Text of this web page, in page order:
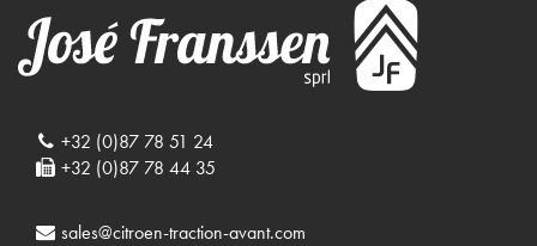
+32 (0)87 78 51 24
+32 (0)87 78 44 35
sales@citroen-traction-avant.com